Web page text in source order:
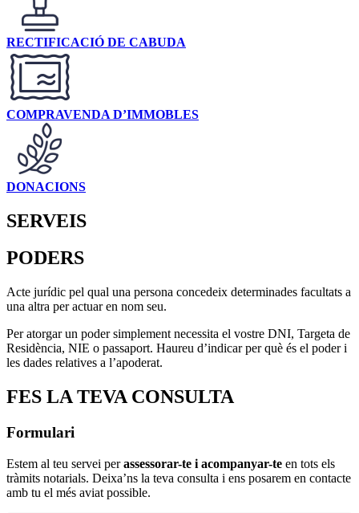
RECTIFICACIÓ DE CABUDA
COMPRAVENDA D’IMMOBLES
DONACIONS
SERVEIS
PODERS
Acte jurídic pel qual una persona concedeix determinades facultats a
una altra per actuar en nom seu.
Per atorgar un poder simplement necessita el vostre DNI, Targeta de
Residència, NIE o passaport. Haureu d’indicar per què és el poder i
les dades relatives a l’apoderat.
FES LA TEVA CONSULTA
Formulari
Estem al teu servei perassessorar-te i acompanyar-te en tots els
tràmits notarials. Deixa’ns la teva consulta i ens posarem en contacte
amb tu el més aviat possible.